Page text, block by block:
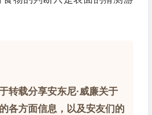
转载分享安东尼·威廉关于
各方面信息，以及安友们的